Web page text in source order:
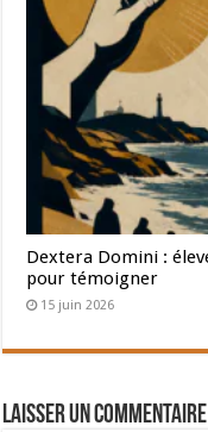
Dextera Domini :
pour témoigner
15 juin 2026
Laisser un commentaire